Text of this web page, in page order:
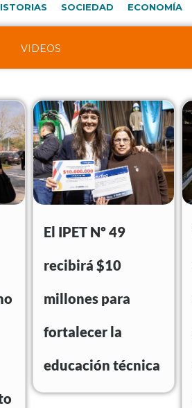
SOCIEDAD ECONOMÍA
VIDEOS
El IPET Nº 49
recibirá $10
millones para
fortalecer la
educación técnica